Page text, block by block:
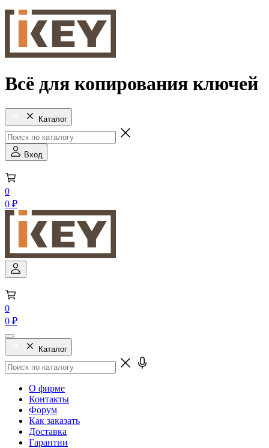
Всё для копирования ключей
Каталог
Вход
0
0 ₽
0
0 ₽
Каталог
О фирме
Контакты
Форум
Как заказать
Доставка
Гарантии